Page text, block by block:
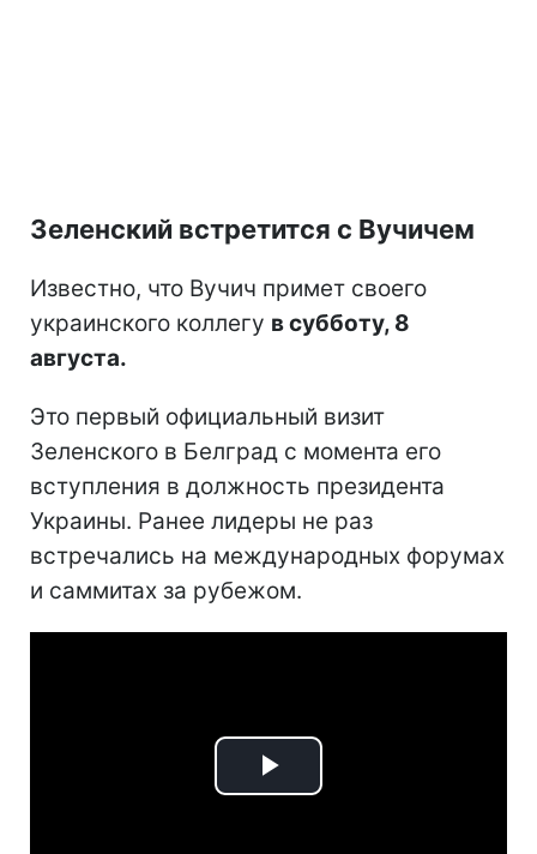
Зеленский встретится с Вучичем
Известно, что Вучич примет своего
украинского коллегу в субботу, 8
августа.
Это первый официальный визит
Зеленского в Белград с момента его
вступления в должность президента
Украины. Ранее лидеры не раз
встречались на международных форумах
и саммитах за рубежом.
Play